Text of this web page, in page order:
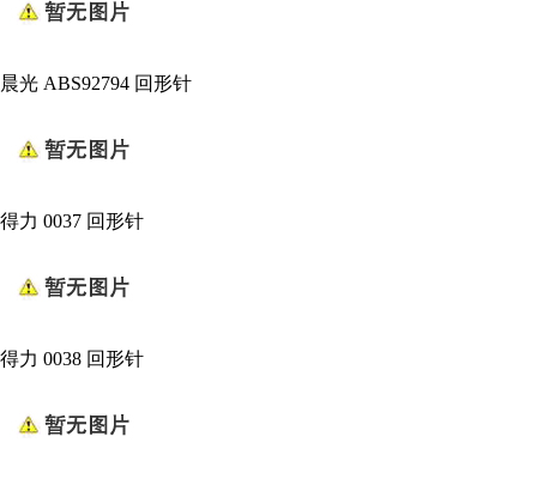
晨光 ABS92794 回形针
得力 0037 回形针
得力 0038 回形针